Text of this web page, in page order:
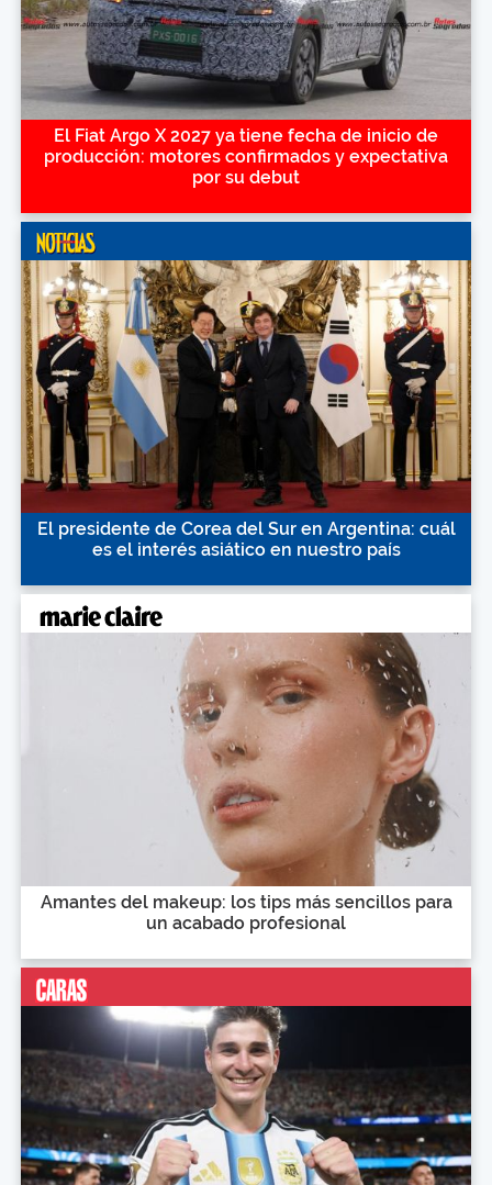
El Fiat Argo X 2027 ya tiene fecha de inicio de
producción: motores confirmados y expectativa
por su debut
El presidente de Corea del Sur en Argentina: cuál
es el interés asiático en nuestro país
Amantes del makeup: los tips más sencillos para
un acabado profesional